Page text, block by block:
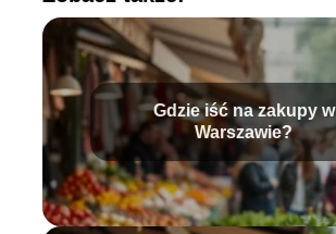
Gdzie iść na zakupy w
Warszawie?